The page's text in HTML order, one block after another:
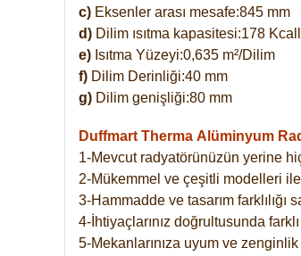
c) Eksenler arası mesafe:845 mm
d) Dilim ısıtma kapasitesi:178 Kcall
e) Isıtma Yüzeyi:0,635 m²/Dilim
f) Dilim Derinliği:40 mm
g) Dilim genişliği:80 mm
Duffmart Therma Alüminyum
1-Mevcut radyatörünüzün yerine
2-Mükemmel ve çeşitli modelleri
3-Hammadde ve tasarım farklılığı
4-İhtiyaçlarınız doğrultusunda
5-Mekanlarınıza uyum ve